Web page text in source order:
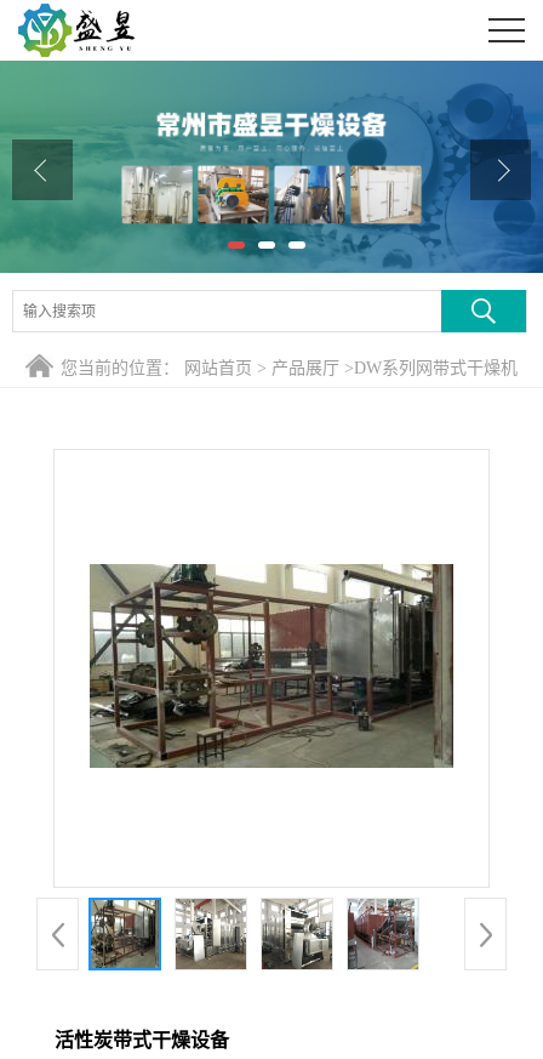
公司介绍
公司动态
产品展厅
证书荣誉
联系方式
您当前的位置： 网站首页 > 产品展厅 >DW系列网带式干燥机
活性炭带式干燥设备